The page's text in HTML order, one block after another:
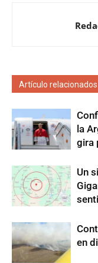
Artículo relacionados
la
gira
Un
en